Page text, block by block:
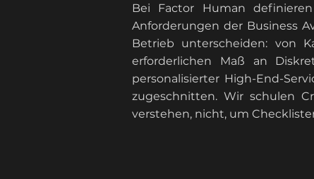
Bei Factor Human
Anforderungen der Business
Betrieb unterscheiden: von
erforderlichen Maß an
personalisierter High-End-
zugeschnitten. Wir schulen
verstehen, nicht, um